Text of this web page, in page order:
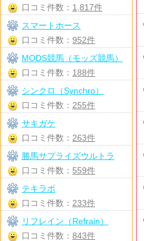
口コミ件数： 1,817件
スマートホース
口コミ件数： 952件
MODS競馬（モッズ競馬）
口コミ件数： 188件
シンクロ（Synchro）
口コミ件数： 255件
サキガケ
口コミ件数： 263件
勝馬サプライズウルトラ
口コミ件数： 559件
テキラボ
口コミ件数： 233件
リフレイン（Refrain）
口コミ件数： 843件